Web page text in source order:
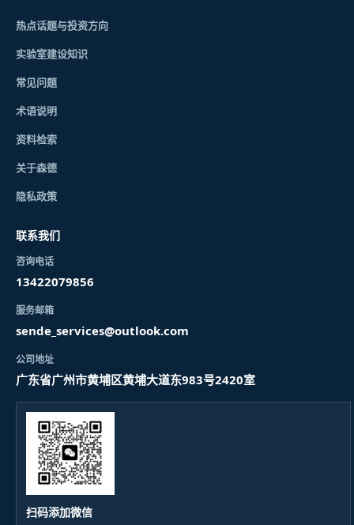
热点话题与投资方向
实验室建设知识
常见问题
术语说明
资料检索
关于森德
隐私政策
联系我们
咨询电话
13422079856
服务邮箱
sende_services@outlook.com
公司地址
广东省广州市黄埔区黄埔大道东983号2420室
扫码添加微信